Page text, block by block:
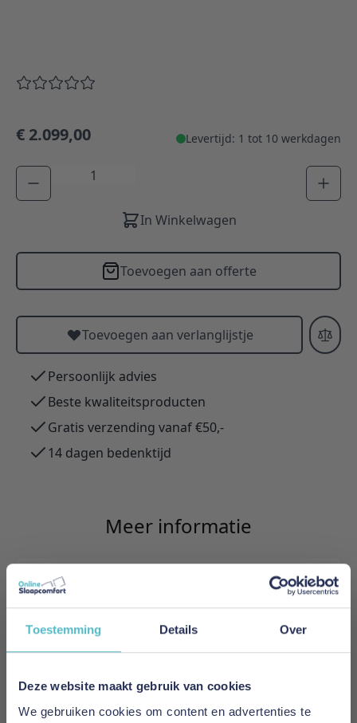
Toestemming Details Over
Deze website maakt gebruik van cookies
We gebruiken cookies om content en advertenties te
€ 2.099,00 Levertijd: 1 tot 10 werkdagen
Aantal
In Winkelwagen
Toevoegen aan offerte
Toevoegen aan verlanglijstje
Persoonlijk advies
Beste kwaliteitsproducten
Gratis verzending vanaf €50,-
14 dagen bedenktijd
Meer informatie
Merk
Poldimar
Prijs
Levertijd